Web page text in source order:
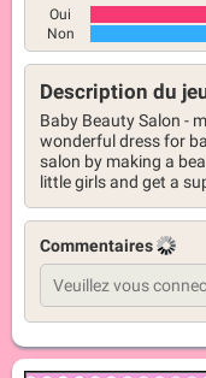
Oui
Non
Description du
Baby Beauty Salon -
wonderful dress for
salon by making a
little girls and get a
Commentaires